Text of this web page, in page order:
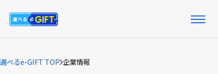
選べるe-GIFT TOP 企業情報